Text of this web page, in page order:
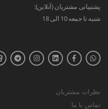
پشتیبانی مشتریان (آنلاین):
شنبه تا جمعه 10 الی 18
نظرات مشتریان
تماس با ما